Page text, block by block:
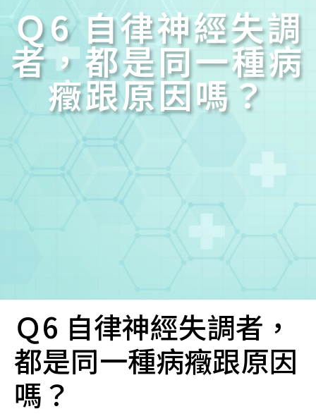
Ｑ6 自律神經失調
者，都是同一種病
癥跟原因嗎？
Ｑ6 自律神經失調者，
都是同一種病癥跟原因
嗎？